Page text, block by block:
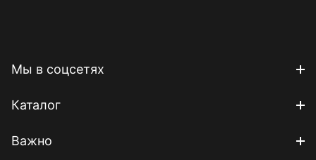
Мы в соцсетях
Каталог
Важно